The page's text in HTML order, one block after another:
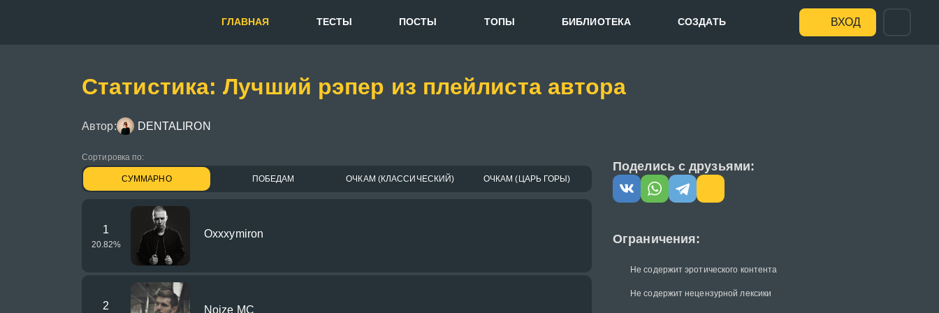
ГЛАВНАЯ ТЕСТЫ ПОСТЫ ТОПЫ БИБЛИОТЕКА СОЗДАТЬ ВХОД
Статистика: Лучший рэпер из плейлиста автора
Автор: DENTALIRON
Сортировка по:
СУММАРНО ПОБЕДАМ ОЧКАМ (КЛАССИЧЕСКИЙ) ОЧКАМ (ЦАРЬ ГОРЫ)
1
20.82%
Oxxxymiron
2 Noize MC
Поделись с друзьями:
Ограничения:
Не содержит эротического контента
Не содержит нецензурной лексики